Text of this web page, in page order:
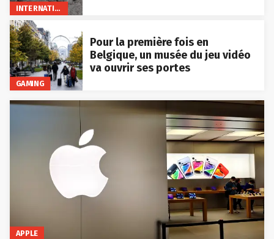
INTERNATIONAL
GAMING
Pour la première fois en
Belgique, un musée du jeu vidéo
va ouvrir ses portes
APPLE